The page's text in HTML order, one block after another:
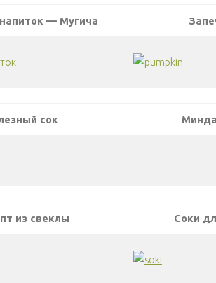
— Мугича
сок
из свеклы Соки